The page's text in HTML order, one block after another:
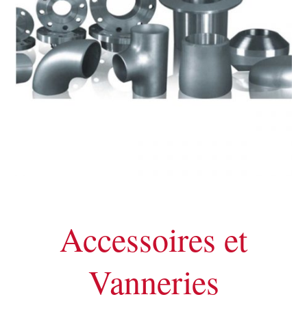
Accessoires et
Vanneries